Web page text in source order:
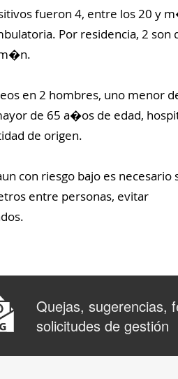
fueron 4, entre los 20 y
Por residencia, 2 son
en 2 hombres, uno menor
de 65 a�os de edad,
de origen.
con riesgo bajo es necesario
entre personas, evitar
Quejas, sugerencias,
solicitudes de gestión